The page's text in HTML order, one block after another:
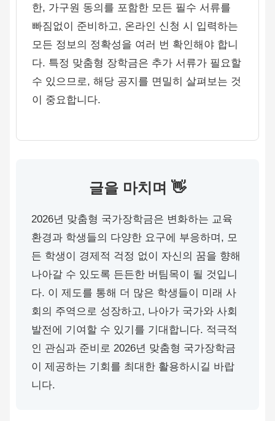
한, 가구원 동의를 포함한 모든 필수 서류를
빠짐없이 준비하고, 온라인 신청 시 입력하는
모든 정보의 정확성을 여러 번 확인해야 합니
다. 특정 맞춤형 장학금은 추가 서류가 필요할
수 있으므로, 해당 공지를 면밀히 살펴보는 것
이 중요합니다.
글을 마치며 👋
2026년 맞춤형 국가장학금은 변화하는 교육
환경과 학생들의 다양한 요구에 부응하며, 모
든 학생이 경제적 걱정 없이 자신의 꿈을 향해
나아갈 수 있도록 든든한 버팀목이 될 것입니
다. 이 제도를 통해 더 많은 학생들이 미래 사
회의 주역으로 성장하고, 나아가 국가와 사회
발전에 기여할 수 있기를 기대합니다. 적극적
인 관심과 준비로 2026년 맞춤형 국가장학금
이 제공하는 기회를 최대한 활용하시길 바랍
니다.